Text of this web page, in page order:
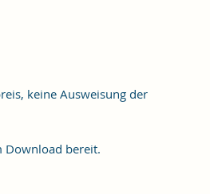
keine Ausweisung der
Download bereit.